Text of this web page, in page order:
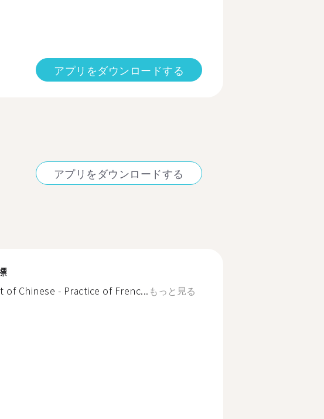
アプリをダウンロードする
アプリをダウンロードする
of Chinese - Practice of Frenc... もっと見る